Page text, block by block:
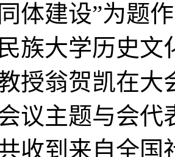
体建设”为题
族大学历史
授翁贺凯在
议主题与会代
收到来自全国